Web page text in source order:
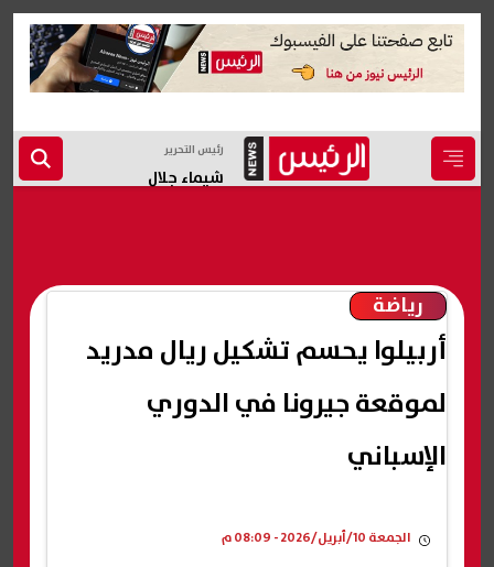
رئيس التحرير
شيماء جلال
رياضة
أربيلوا يحسم تشكيل ريال مدريد
لموقعة جيرونا في الدوري
الإسباني
الجمعة 10/أبريل/2026 - 08:09 م